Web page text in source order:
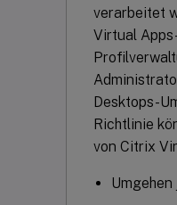
verarbeitet
Virtual
Desktops-
Richtlinie
von Citrix